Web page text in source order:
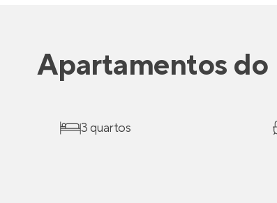
Apartamentos do
3 quartos